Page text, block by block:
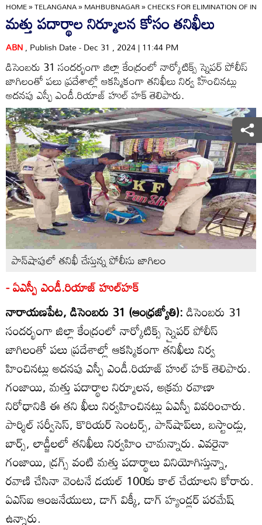
HOME»TELANGANA»MAHBUBNAGAR»CHECKS FOR ELIMINATION OF
మత్తు పదార్థాల నిర్మూలన కోసం తనిఖీలు
ABN, Publish Date - Dec 31 , 2024 | 11:44 PM
డిసెంబరు 31 సందర్భంగా జిల్లా కేంద్రంలో నార్కోటిక్స్‌ స్నైపర్‌ పోలీస్‌
జాగిలంతో పలు ప్రదేశాల్లో ఆకస్మికంగా తనిఖీలు నిర్వ హించినట్లు
అదనపు ఎస్పీ ఎండీ.రియాజ్‌ హుల్‌ హక్‌ తెలిపారు.
పాన్‌షాపులో తనిఖీ చేస్తున్న పోలీసు జాగిలం
- ఏఎస్పీ ఎండీ.రియాజ్‌ హుల్‌హక్‌
నారాయణపేట, డిసెంబరు 31 (ఆంధ్రజ్యోతి):డిసెంబరు 31
సందర్భంగా జిల్లా కేంద్రంలో నార్కోటిక్స్‌ స్నైపర్‌ పోలీస్‌
జాగిలంతో పలు ప్రదేశాల్లో ఆకస్మికంగా తనిఖీలు నిర్వ
హించినట్లు అదనపు ఎస్పీ ఎండీ.రియాజ్‌ హుల్‌ హక్‌ తెలిపారు.
గంజాయి, మత్తు పదార్థాల నిర్మూలన, అక్రమ రవాణా
నిరోధానికి ఈ తని ఖీలు నిర్వహించినట్లు ఏఎస్పీ వివరించారు.
పార్శిల్‌ సర్వీసెస్‌, కొరియర్‌ సెంటర్స్‌, పాన్‌షాప్‌లు, బస్టాండ్లు,
బార్స్‌, లాడ్జీలలో తనిఖీలు నిర్వహిం చామన్నారు. ఎవరైనా
గంజాయి, డ్రగ్స్‌ వంటి మత్తు పదార్థాలు వినియోగిస్తున్నా,
రవాణి చేసినా వెంటనే డయల్‌ 100కు కాల్‌ చేయాలని కోరారు.
ఏఎస్‌ఐ ఆంజనేయులు, డాగ్‌ విక్కీ, డాగ్‌ హ్యండ్లర్‌ పరమేష్‌
ఉన్నారు.